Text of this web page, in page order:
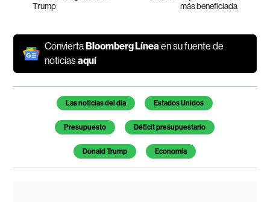
Trump
más beneficiada
ConviertaBloomberg Líneaen su fuente de
noticiasaquí
Temas de este artículo
Las noticias del día Estados Unidos
Presupuesto Déficit presupuestario
Donald Trump Economía